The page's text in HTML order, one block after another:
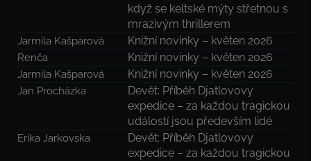
když se keltské mýty střetnou s
mrazivým thrillerem
Jarmila Kašparová Knižní novinky – květen 2026
Renča Knižní novinky – květen 2026
Jarmila Kašparová Knižní novinky – květen 2026
Jan Procházka
Devět: Příběh Djatlovovy
expedice – za každou tragickou
událostí jsou především lidé
Erika Jarkovska
Devět: Příběh Djatlovovy
expedice – za každou tragickou